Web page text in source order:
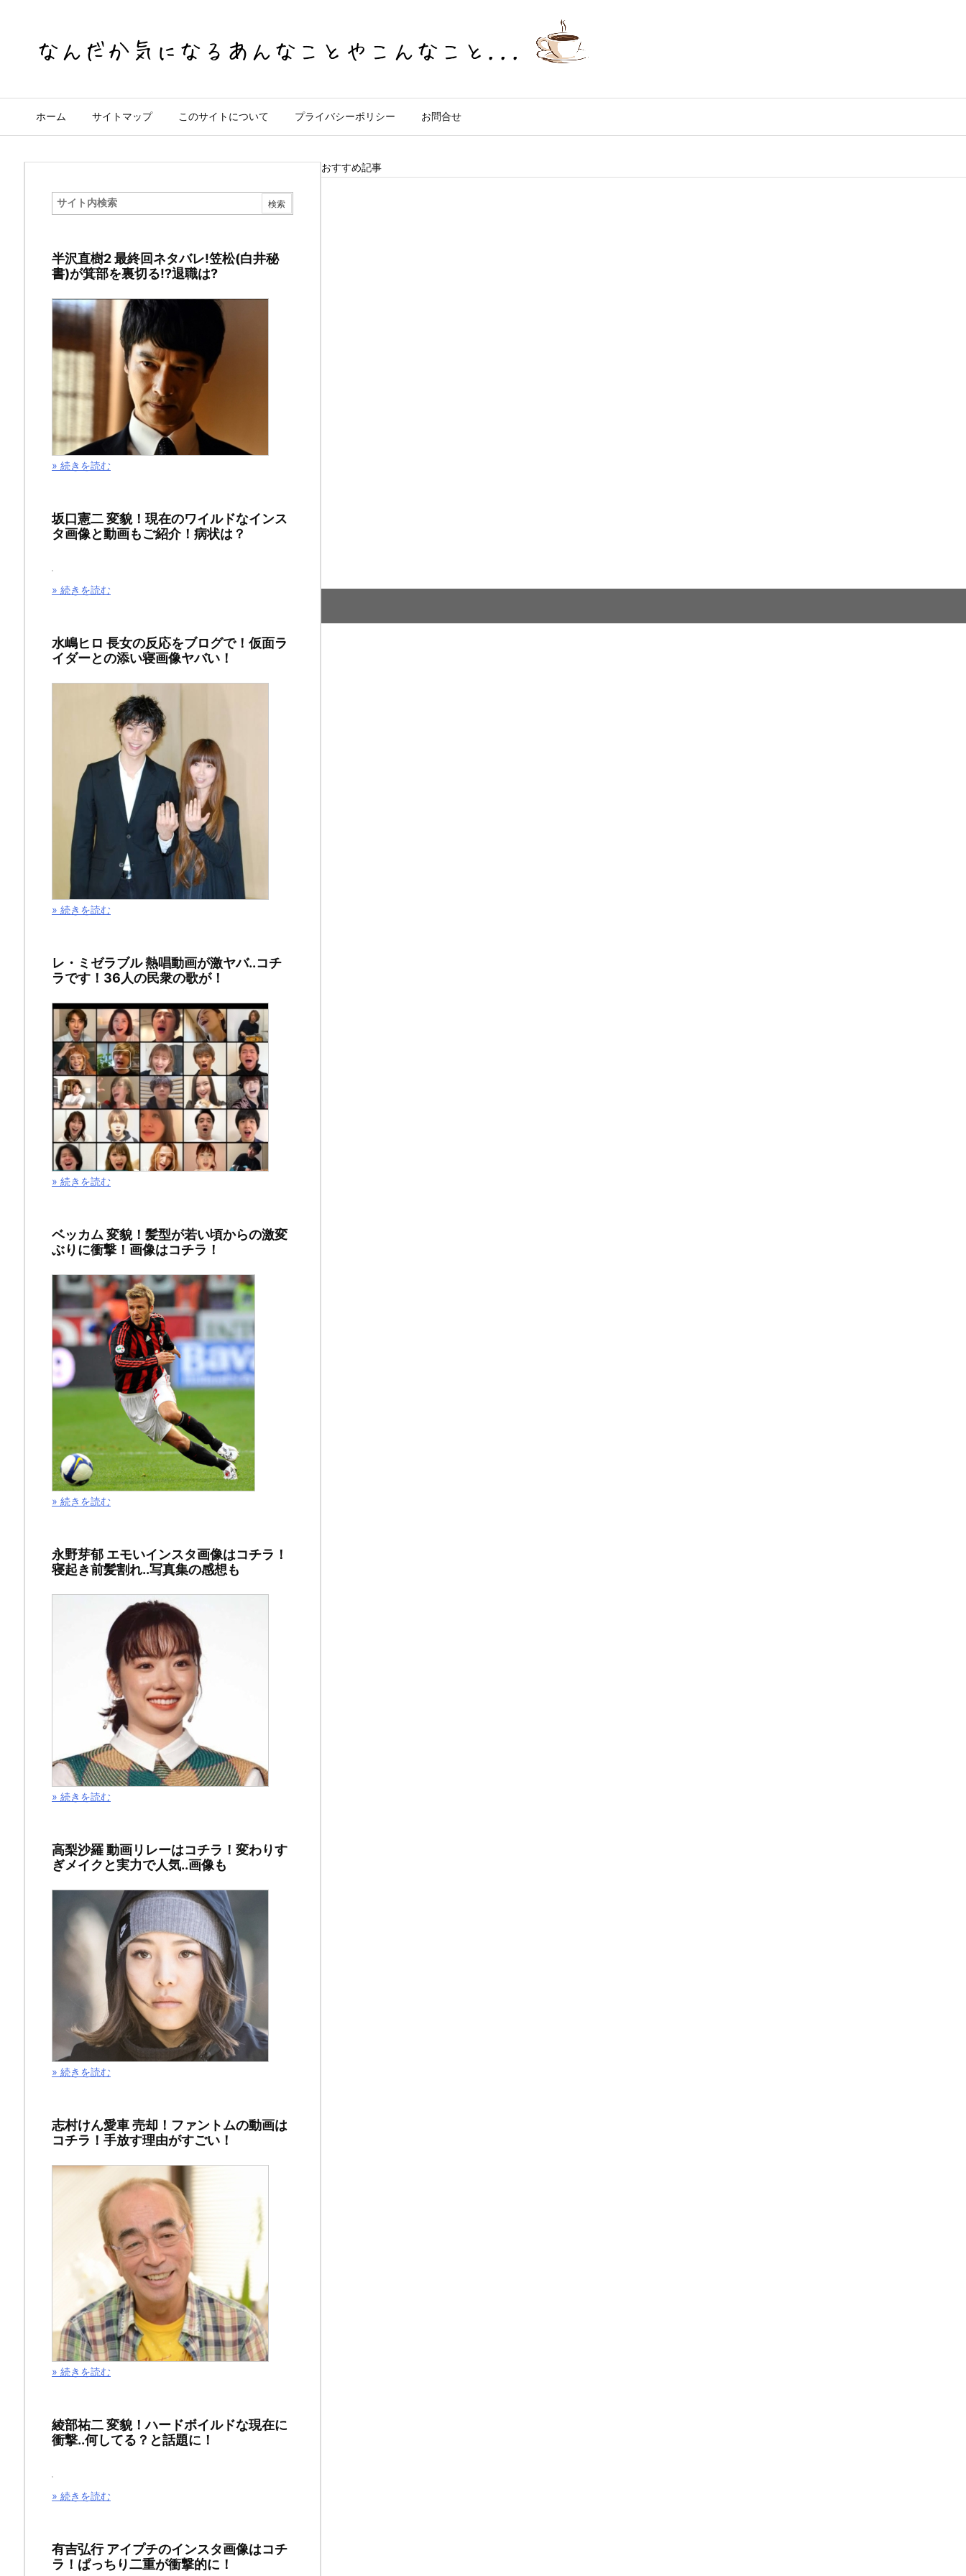
ホーム サイトマップ このサイトについて プライバシーポリシー お問合せ
半
直
樹
2
9
話
ネ
タ
レ
＆
想！
箕
部
と
伊
勢
摩
テ
ト
の
秘
密
と
は？
年
9
月
14
日
2020
年
月
日
ス
ン
サ
ー
の
ド
ラ
マ
直
年）
の
第
９
話
月
２
放
の
ネ
半沢直樹2 最終回ネタバレ!笠松(白井秘
書)が箕部を裏切る!?退職は?
» 続きを読む
坂口憲二 変貌！現在のワイルドなインス
タ画像と動画もご紹介！病状は？
» 続きを読む
水嶋ヒロ 長女の反応をブログで！仮面ラ
イダーとの添い寝画像ヤバい！
» 続きを読む
レ・ミゼラブル 熱唱動画が激ヤバ..コチ
ラです！36人の民衆の歌が！
» 続きを読む
ベッカム 変貌！髪型が若い頃からの激変
ぶりに衝撃！画像はコチラ！
» 続きを読む
永野芽郁 エモいインスタ画像はコチラ！
寝起き前髪割れ..写真集の感想も
» 続きを読む
高梨沙羅 動画リレーはコチラ！変わりす
ぎメイクと実力で人気..画像も
» 続きを読む
志村けん愛車 売却！ファントムの動画は
コチラ！手放す理由がすごい！
» 続きを読む
綾部祐二 変貌！ハードボイルドな現在に
衝撃..何してる？と話題に！
» 続きを読む
有吉弘行 アイプチのインスタ画像はコチ
ラ！ぱっちり二重が衝撃的に！
おすすめ記事